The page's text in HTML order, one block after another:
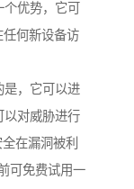
优势，它可
任何新设备访
是，它可以进
以对威胁进行
在漏洞被利
可免费试用一